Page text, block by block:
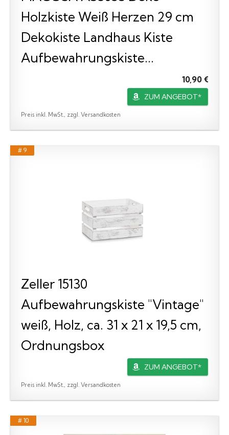
Holzkiste Weiß Herzen 29 cm
Dekokiste Landhaus Kiste
Aufbewahrungskiste...
10,90 €
ZUM ANGEBOT*
Preis inkl. MwSt., zzgl. Versandkosten
# 9
Zeller 15130
Aufbewahrungskiste "Vintage"
weiß, Holz, ca. 31 x 21 x 19,5 cm,
Ordnungsbox
ZUM ANGEBOT*
Preis inkl. MwSt., zzgl. Versandkosten
# 10